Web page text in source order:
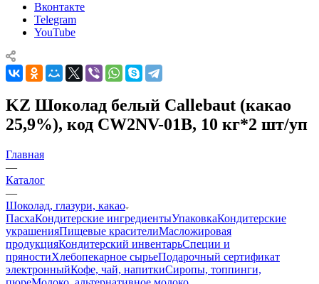
Вконтакте
Telegram
YouTube
KZ Шоколад белый Callebaut (какао
25,9%), код CW2NV-01B, 10 кг*2 шт/уп
Главная
—
Каталог
—
Шоколад, глазури, какао
ПасхаКондитерские ингредиентыУпаковкаКондитерские
украшенияПищевые красителиМасложировая
продукцияКондитерский инвентарьСпеции и
пряностиХлебопекарное сырьеПодарочный сертификат
электронныйКофе, чай, напиткиСиропы, топпинги,